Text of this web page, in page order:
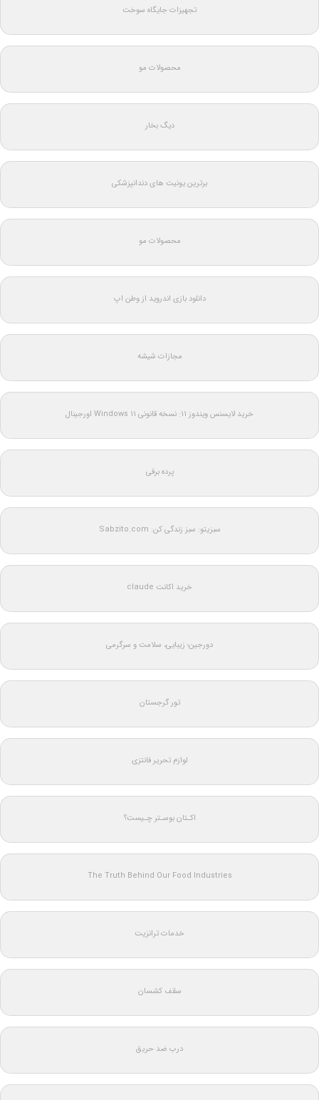
تجهیزات جایگاه سوخت
محصولات مو
دیگ بخار
برترین یونیت های دندانپزشکی
محصولات مو
دانلود بازی اندروید از وطن اپ
مجازات شیشه
خرید لایسنس ویندوز 11: نسخه قانونی Windows 11 اورجینال
پرده برقی
سبزیتو: سبز زندگی کن: Sabzito.com
خرید اکانت claude
دورجین؛ زیبایی، سلامت و سرگرمی
تور گرجستان
لوازم تحریر فانتزی
اکـتان بوسـتر چـیست؟
The Truth Behind Our Food Industries
خدمات ترانزیت
سقف کشسان
درب ضد حریق